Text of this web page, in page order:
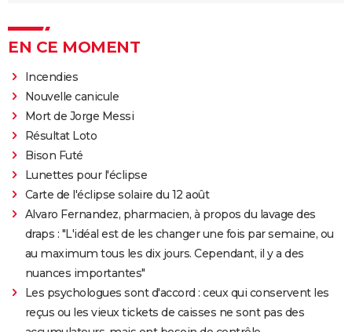
EN CE MOMENT
Incendies
Nouvelle canicule
Mort de Jorge Messi
Résultat Loto
Bison Futé
Lunettes pour l'éclipse
Carte de l'éclipse solaire du 12 août
Alvaro Fernandez, pharmacien, à propos du lavage des
draps : "L'idéal est de les changer une fois par semaine, ou
au maximum tous les dix jours. Cependant, il y a des
nuances importantes"
Les psychologues sont d'accord : ceux qui conservent les
reçus ou les vieux tickets de caisses ne sont pas des